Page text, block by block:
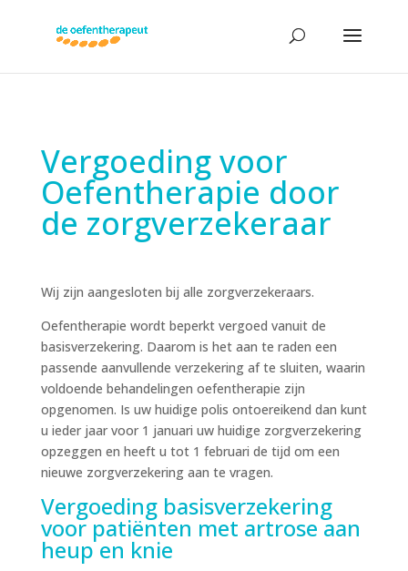
Vergoeding voor
Oefentherapie door
de zorgverzekeraar
Wij zijn aangesloten bij alle zorgverzekeraars.
Oefentherapie wordt beperkt vergoed vanuit de
basisverzekering. Daarom is het aan te raden een
passende aanvullende verzekering af te sluiten, waarin
voldoende behandelingen oefentherapie zijn
opgenomen. Is uw huidige polis ontoereikend dan kunt
u ieder jaar voor 1 januari uw huidige zorgverzekering
opzeggen en heeft u tot 1 februari de tijd om een
nieuwe zorgverzekering aan te vragen.
Vergoeding basisverzekering
voor patiënten met artrose aan
heup en knie